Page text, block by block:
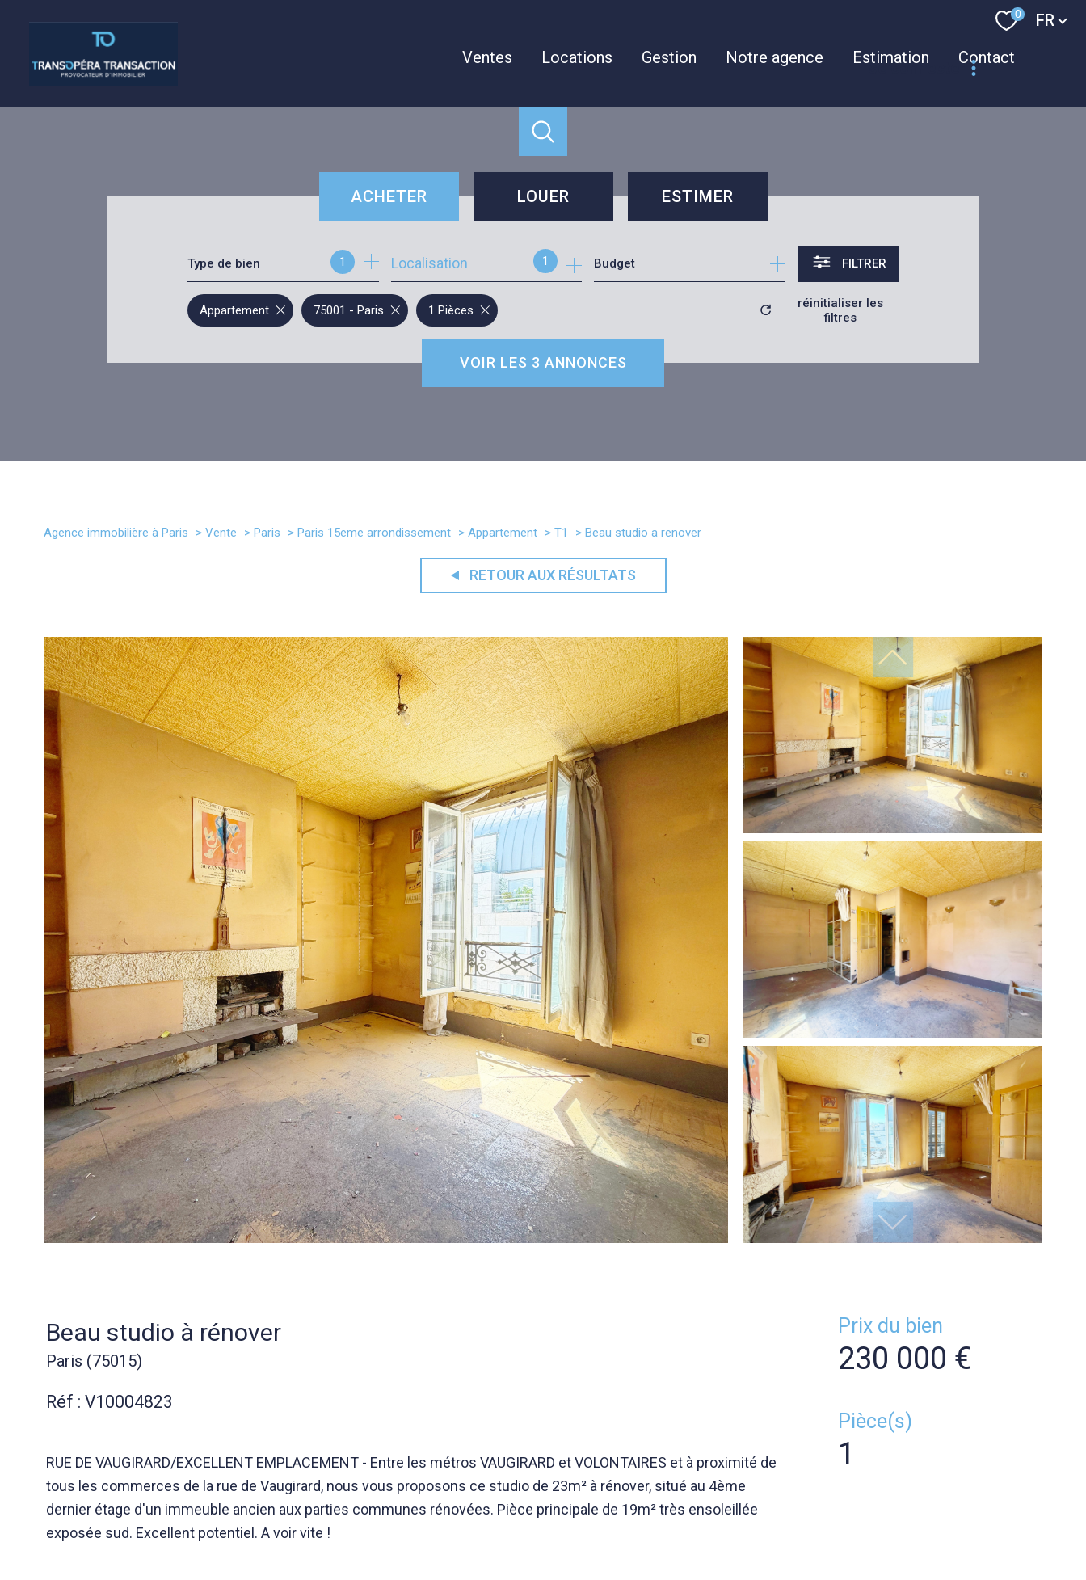
se connecter
espace
0 Langue
FR
Ventes
Locations Gestion Notre agence Estimation Contact
ACHETER
acheter
de l'immo pro
LOUER
louer
ESTIMER
Type de bien 1 1
Localisation Budget FILTRER
VOIR LES 3 ANNONCES
Appartement 75001 - Paris 1 Pièces
réinitialiser les
filtres
Agence immobilière à Paris Vente Paris Paris 15eme arrondissement Appartement T1 Beau studio a renover
RETOUR AUX RÉSULTATS
Beau studio à rénover
Paris (75015)
Réf : V10004823
RUE DE VAUGIRARD/EXCELLENT EMPLACEMENT - Entre les métros VAUGIRARD et VOLONTAIRES et à proximité de
tous les commerces de la rue de Vaugirard, nous vous proposons ce studio de 23m² à rénover, situé au 4ème
dernier étage d'un immeuble ancien aux parties communes rénovées. Pièce principale de 19m² très ensoleillée
exposée sud. Excellent potentiel. A voir vite !
Prix du bien
230 000 €
Pièce(s)
1